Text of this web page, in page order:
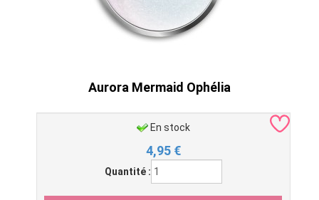
Aurora Mermaid Ophélia
En stock
4,95 €
Quantité :